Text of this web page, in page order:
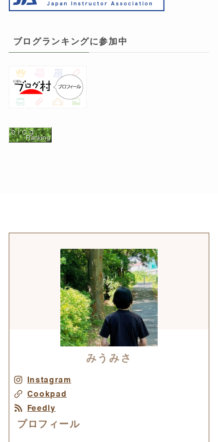
ブログランキングに参加中
みうみさ
Instagram
Cookpad
Feedly
プロフィール